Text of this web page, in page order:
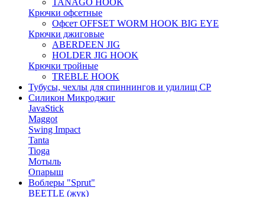
TANAGO HOOK
Крючки офсетные
Офсет OFFSET WORM HOOK BIG EYE
Крючки джиговые
ABERDEEN JIG
HOLDER JIG HOOK
Крючки тройные
TREBLE HOOK
Тубусы, чехлы для спиннингов и удилищ СР
Силикон Микроджиг
JavaStick
Maggot
Swing Impact
Tanta
Tioga
Мотыль
Опарыш
Воблеры "Sprut"
BEETLE (жук)